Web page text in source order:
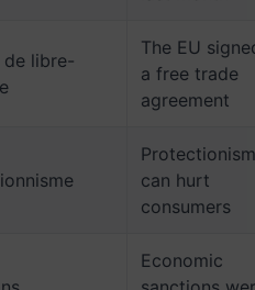
libre-
The EU
a free trade
agreement
Protectionism
can hurt
consumers
Economic